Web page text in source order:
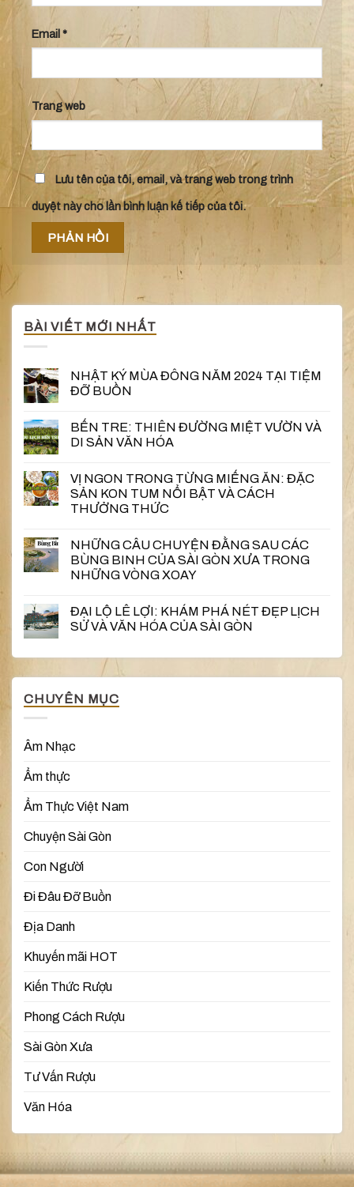
Email *
Trang web
Lưu tên của tôi, email, và trang web trong trình
duyệt này cho lần bình luận kế tiếp của tôi.
BÀI VIẾT MỚI NHẤT
NHẬT KÝ MÙA ĐÔNG NĂM 2024 TẠI TIỆM
ĐỠ BUỒN
BẾN TRE: THIÊN ĐƯỜNG MIỆT VƯỜN VÀ
DI SẢN VĂN HÓA
VỊ NGON TRONG TỪNG MIẾNG ĂN: ĐẶC
SẢN KON TUM NỔI BẬT VÀ CÁCH
THƯỞNG THỨC
NHỮNG CÂU CHUYỆN ĐẰNG SAU CÁC
BÙNG BINH CỦA SÀI GÒN XƯA TRONG
NHỮNG VÒNG XOAY
ĐẠI LỘ LÊ LỢI: KHÁM PHÁ NÉT ĐẸP LỊCH
SỬ VÀ VĂN HÓA CỦA SÀI GÒN
CHUYÊN MỤC
Âm Nhạc
Ẩm thực
Ẩm Thực Việt Nam
Chuyện Sài Gòn
Con Người
Đi Đâu Đỡ Buồn
Địa Danh
Khuyến mãi HOT
Kiến Thức Rượu
Phong Cách Rượu
Sài Gòn Xưa
Tư Vấn Rượu
Văn Hóa